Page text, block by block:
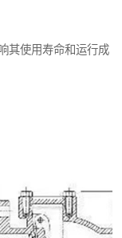
其使用寿命和运行成